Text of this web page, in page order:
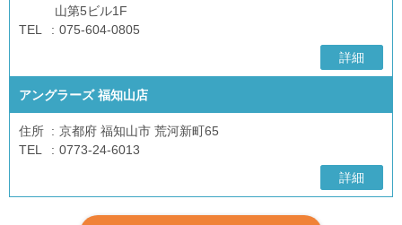
山第5ビル1F
TEL
075-604-0805
詳細
アングラーズ 福知山店
住所
京都府 福知山市 荒河新町65
TEL
0773-24-6013
詳細